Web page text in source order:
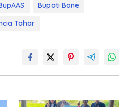
Bupati Bone
Tahar